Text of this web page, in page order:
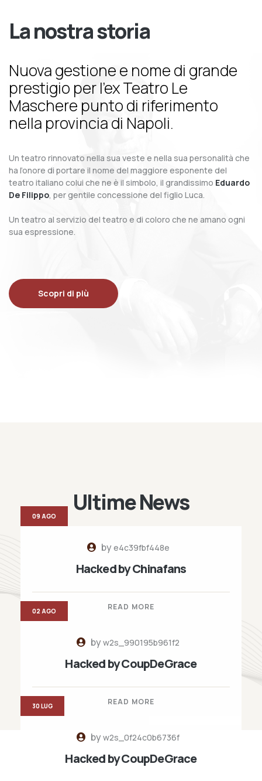
La nostra storia
Nuova gestione e nome di grande
prestigio per l’ex Teatro Le
Maschere punto di riferimento
nella provincia di Napoli.
Un teatro rinnovato nella sua veste e nella sua personalità che
ha l’onore di portare il nome del maggiore esponente del
teatro italiano colui che ne è il simbolo, il grandissimo Eduardo
De Filippo, per gentile concessione del figlio Luca.
Un teatro al servizio del teatro e di coloro che ne amano ogni
sua espressione.
Scopri di più
Ultime News
bye4c39fbf448e
Hacked by Chinafans
READ MORE
09 AGO
byw2s_990195b961f2
Hacked by CoupDeGrace
READ MORE
02 AGO
byw2s_0f24c0b6736f
Hacked by CoupDeGrace
30 LUG